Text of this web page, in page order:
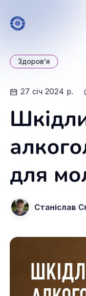
Здоров’я
27 січ 2024 р.
для
Станіслав